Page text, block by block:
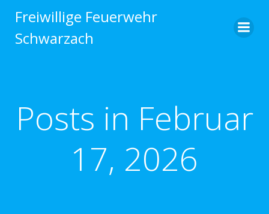
Inhalt
Freiwillige Feuerwehr
Schwarzach
Posts in Februar
17, 2026